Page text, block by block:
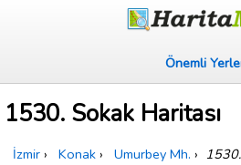
Önemli
1530. Sokak Haritası
İzmir › Konak › Umurbey Mh. ›